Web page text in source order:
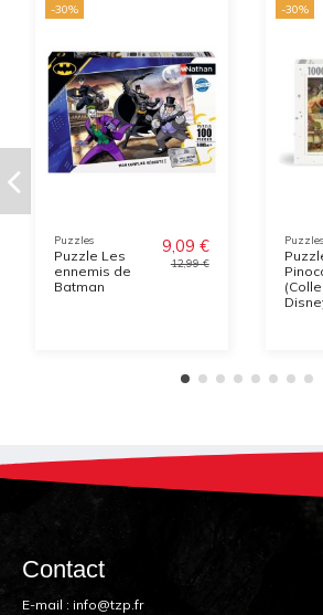
-30%
Puzzles
Puzzle Les
ennemis de
Batman
9,09 €
12,99 €
-30%
Puzzles
Contact
E-mail : info@tzp.fr